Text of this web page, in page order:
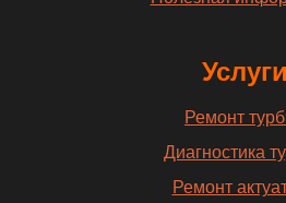
Услуги
Ремонт
Диагностика
Ремонт